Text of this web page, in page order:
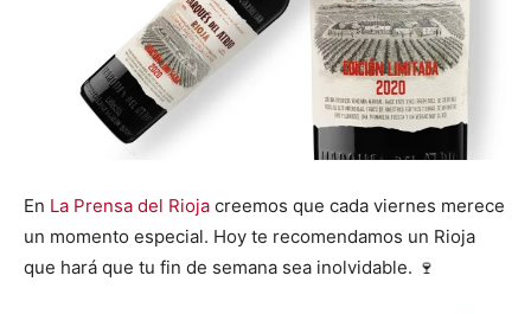
En La Prensa del Rioja creemos que cada viernes merece
un momento especial. Hoy te recomendamos un Rioja
que hará que tu fin de semana sea inolvidable. 🍷